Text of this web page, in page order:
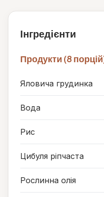
Інгредієнти
Продукти (8
Яловича грудинка
Вода
Рис
Цибуля ріпчаста
Рослинна олія